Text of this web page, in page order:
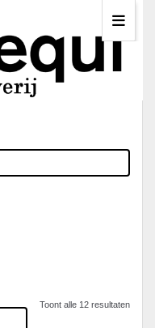
Toont alle 12 resultaten